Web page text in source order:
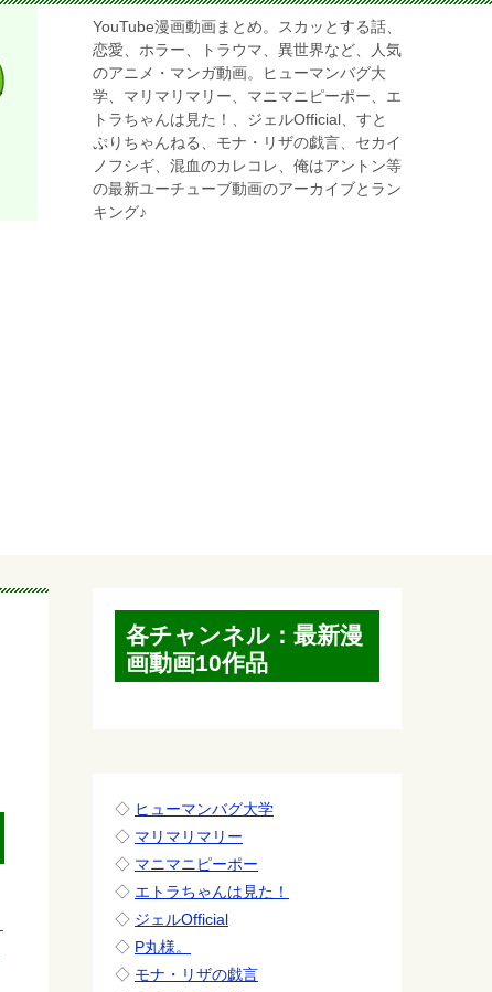
YouTube漫画動画まとめ。スカッとする話、
恋愛、ホラー、トラウマ、異世界など、人気
のアニメ・マンガ動画。ヒューマンバグ大
学、マリマリマリー、マニマニピーポー、エ
トラちゃんは見た！、ジェルOfficial、すと
ぷりちゃんねる、モナ・リザの戯言、セカイ
ノフシギ、混血のカレコレ、俺はアントン等
の最新ユーチューブ動画のアーカイブとラン
キング♪
各チャンネル：最新漫
画動画10作品
◇ ヒューマンバグ大学
◇ マリマリマリー
◇ マニマニピーポー
◇ エトラちゃんは見た！
◇ ジェルOfficial
◇ P丸様。
◇ モナ・リザの戯言